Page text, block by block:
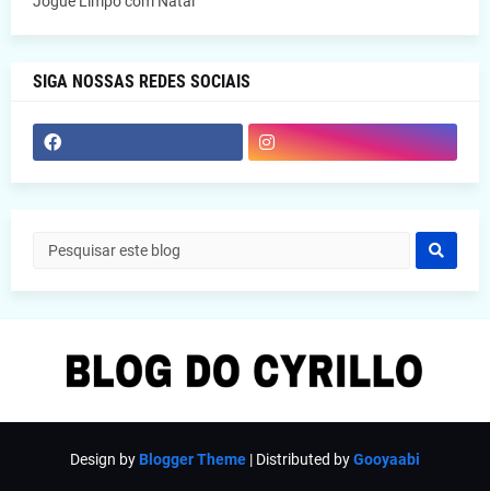
SIGA NOSSAS REDES SOCIAIS
Design byBlogger Theme | Distributed byGooyaabi